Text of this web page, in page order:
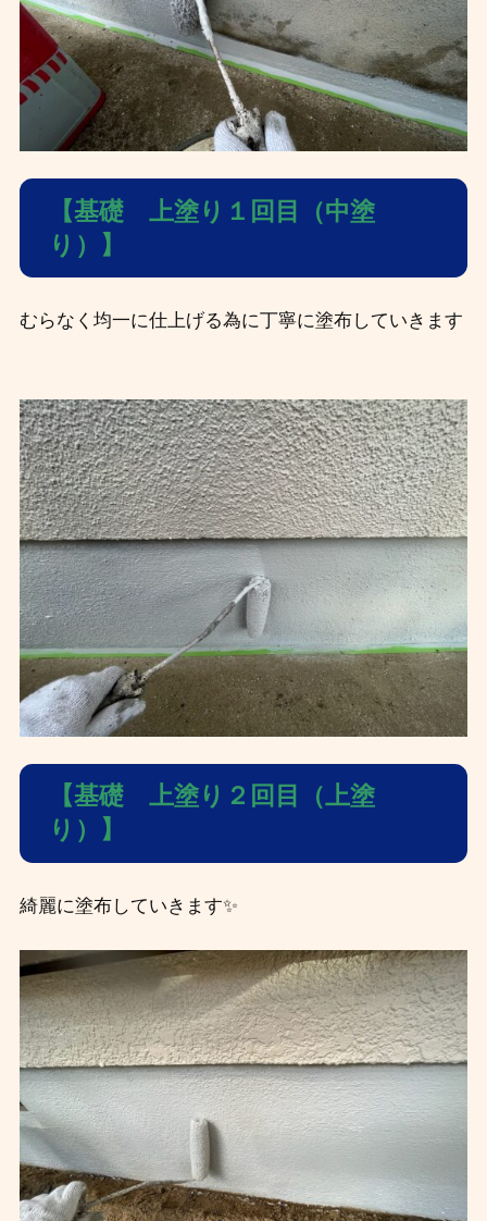
【基礎 上塗り１回目（中塗
り）】
むらなく均一に仕上げる為に丁寧に塗布していきます
【基礎 上塗り２回目（上塗
り）】
綺麗に塗布していきます✨